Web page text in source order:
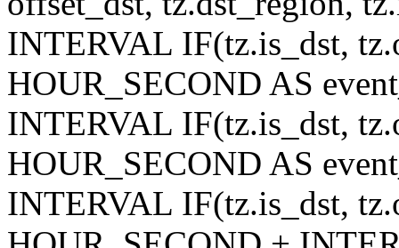
INTERVAL IF(tz.is_dst,
HOUR_SECOND AS
INTERVAL IF(tz.is_dst,
HOUR_SECOND AS
INTERVAL IF(tz.is_dst,